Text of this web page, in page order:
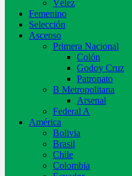
Vélez
Femenino
Selección
Ascenso
Primera Nacional
Colón
Godoy Cruz
Patronato
B Metropolitana
Arsenal
Federal A
América
Bolivia
Brasil
Chile
Colombia